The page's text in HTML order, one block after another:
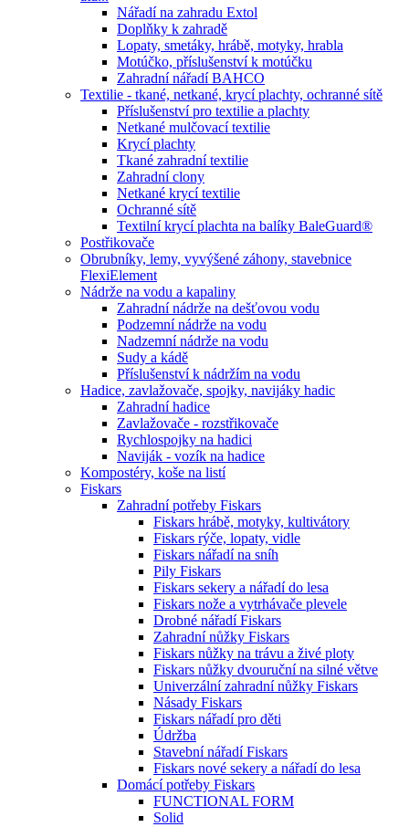
Nářadí na zahradu Extol
Doplňky k zahradě
Lopaty, smetáky, hrábě, motyky, hrabla
Motúčko, příslušenství k motúčku
Zahradní nářadí BAHCO
Textilie - tkané, netkané, krycí plachty, ochranné sítě
Příslušenství pro textilie a plachty
Netkané mulčovací textilie
Krycí plachty
Tkané zahradní textilie
Zahradní clony
Netkané krycí textilie
Ochranné sítě
Textilní krycí plachta na balíky BaleGuard®
Postřikovače
Obrubníky, lemy, vyvýšené záhony, stavebnice
FlexiElement
Nádrže na vodu a kapaliny
Zahradní nádrže na dešťovou vodu
Podzemní nádrže na vodu
Nadzemní nádrže na vodu
Sudy a kádě
Příslušenství k nádržím na vodu
Hadice, zavlažovače, spojky, navijáky hadic
Zahradní hadice
Zavlažovače - rozstřikovače
Rychlospojky na hadici
Naviják - vozík na hadice
Kompostéry, koše na listí
Fiskars
Zahradní potřeby Fiskars
Fiskars hrábě, motyky, kultivátory
Fiskars rýče, lopaty, vidle
Fiskars nářadí na sníh
Pily Fiskars
Fiskars sekery a nářadí do lesa
Fiskars nože a vytrhávače plevele
Drobné nářadí Fiskars
Zahradní nůžky Fiskars
Fiskars nůžky na trávu a živé ploty
Fiskars nůžky dvouruční na silné větve
Univerzální zahradní nůžky Fiskars
Násady Fiskars
Fiskars nářadí pro děti
Údržba
Stavební nářadí Fiskars
Fiskars nové sekery a nářadí do lesa
Domácí potřeby Fiskars
FUNCTIONAL FORM
Solid